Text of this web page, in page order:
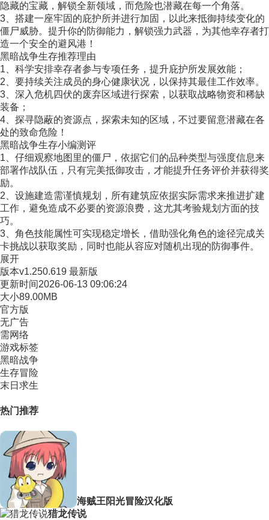
隐藏的宝藏，解锁全新领域，而危险也潜藏在每一个角落。
3、搭建一座牢固的庇护所并进行加固，以此来抵御持续变化的
僵尸威胁。提升你的防御能力，解锁强力武器，为其他幸存者打
造一个安全的避风港！
黑暗战争生存推荐理由
1、科学安排幸存者参与专项任务，提升庇护所发展效能；
2、要持续关注成员的身心健康状况，以保持其最佳工作效率。
3、深入危机四伏的废弃区域进行探索，以获取战略物资和稀缺
装备；
4、探寻隐蔽的资源点，探索未知的区域，不过要留意潜藏在各
处的致命危险！
黑暗战争生存小编测评
1、仔细观察地图里的僵尸，依据它们的品种类型与强度信息来
部署作战队伍，只有完美抵御攻击，才能提升任务评价并获得奖
励。
2、设施建造需谨慎规划，所有建筑应依据实际需求来推进扩建
工作，避免造成不必要的资源浪费，这尤其考验规划方面的技
巧。
3、角色技能属性可实现稳定增长，借助强化角色的途径完成关
卡挑战以获取奖励，同时也能从容应对随机出现的防御事件。
展开
版本v1.250.619 最新版
更新时间2026-06-13 09:06:24
大小89.00MB
官方版
无广告
需网络
游戏标签
黑暗战争
生存冒险
末日求生
热门推荐
海贼王阳光冒险汉化版
猎龙传说